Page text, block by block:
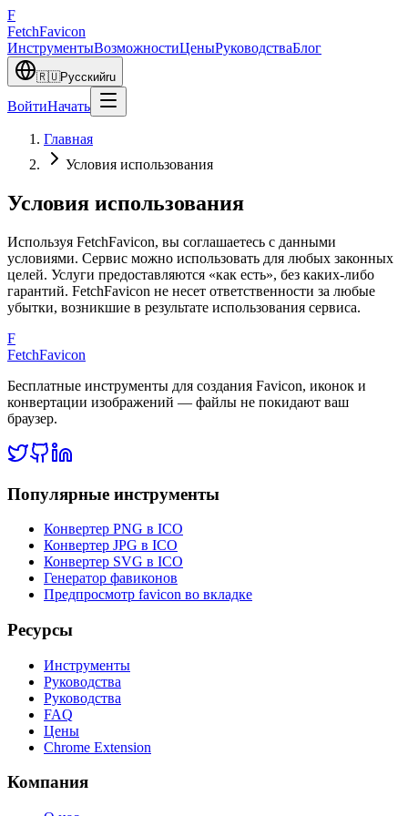
F
FetchFavicon
ИнструментыВозможностиЦеныРуководстваБлог
🇷🇺Русскийru
ВойтиНачать
Главная
Условия использования
Условия использования
Используя FetchFavicon, вы соглашаетесь с данными
условиями. Сервис можно использовать для любых законных
целей. Услуги предоставляются «как есть», без каких-либо
гарантий. FetchFavicon не несет ответственности за любые
убытки, возникшие в результате использования сервиса.
F
FetchFavicon
Бесплатные инструменты для создания Favicon, иконок и
конвертации изображений — файлы не покидают ваш
браузер.
Популярные инструменты
Конвертер PNG в ICO
Конвертер JPG в ICO
Конвертер SVG в ICO
Генератор фавиконов
Предпросмотр favicon во вкладке
Ресурсы
Инструменты
Руководства
Руководства
FAQ
Цены
Chrome Extension
Компания